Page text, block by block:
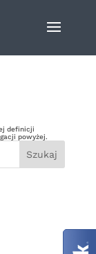
definicji
powyżej.